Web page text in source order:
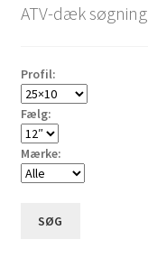
ATV-dæk søgning
Profil:
Fælg:
Mærke:
SØG